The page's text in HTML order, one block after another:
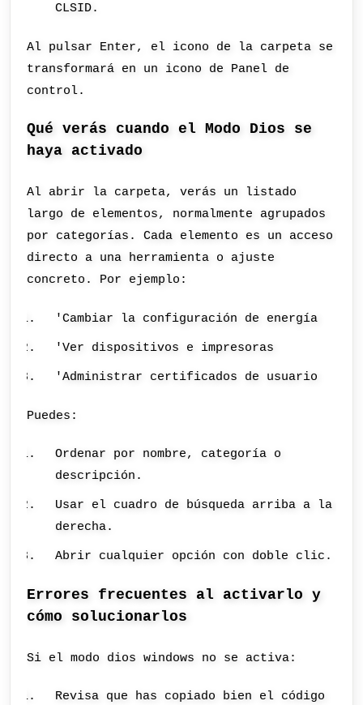
CLSID.
Al pulsar Enter, el icono de la carpeta se
transformará en un icono de Panel de
control.
Qué verás cuando el Modo Dios se
haya activado
Al abrir la carpeta, verás un listado
largo de elementos, normalmente agrupados
por categorías. Cada elemento es un acceso
directo a una herramienta o ajuste
concreto. Por ejemplo:
'Cambiar la configuración de energía
'Ver dispositivos e impresoras
'Administrar certificados de usuario
Puedes:
Ordenar por nombre, categoría o
descripción.
Usar el cuadro de búsqueda arriba a la
derecha.
Abrir cualquier opción con doble clic.
Errores frecuentes al activarlo y
cómo solucionarlos
Si el modo dios windows no se activa:
Revisa que has copiado bien el código